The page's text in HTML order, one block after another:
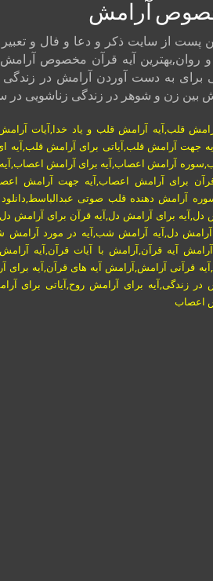
مجرب
آرامش
روان,بهترین آیه قرآن مخصوص آرامش
برای به دست آوردن آرامش در زندگی
بین زن و شوهر در زندگی زناشویی در
قلب,آیه آرامش قلب و یاد خدا,آیات
جهت آرامش قلب,آیاتی برای آرامش قلب,آیه
آرامش اعصاب,آیه برای آرامش
برای آرامش اعصاب,آیه جهت آرامش
آرامش دهنده قلب صوتی
دل,آیه برای آرامش دل,آیه قرآن برای آرامش
دل,آیه آرامش شب,آیه در مورد آرامش
آیه قرآن,آرامش با آیات قرآن,آیه
قرآنی آرامش,آرامش آیه های قرآن,آیه
در زندگی,آیه برای آرامش روح,آیاتی برای
اعصاب